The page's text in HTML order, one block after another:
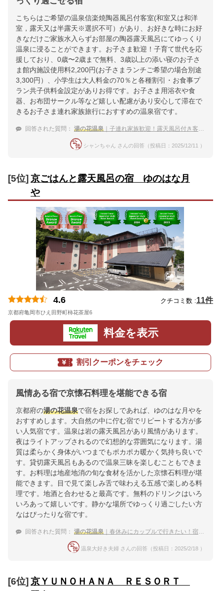
こちらはご希望の温泉信楽焼陶器風呂付客室(和室又は和洋
室，露天又は半露天※選択不可）があり、お好きな時にお好
きなだけご家族水入らずお部屋の陶器露天風呂にてゆっくり
温泉に浸ることができます。お子さま歓迎！子育て世代を応
援しており、0歳〜2歳まで無料、3歳以上の添い寝のお子さ
ま館内施設使用料2,200円(お子さまランチご希望の場合別途
3,300円）、小学生は大人料金の70％と各種割引・お食事プ
ラン共子供料金設定がありお得です。お子さま用浴衣や食
器、お布団サークル等など嬉しい配慮があり安心して滞在で
きるお子さま連れ家族旅行におすすめの温泉宿です。
回答された質問： 湯の花温泉 ｜子連れ家族歓迎！露天風呂付き客室がある宿のおすすめは？
シャンちゃん さんの回答（投稿日：2025/12/11 ）
[5位] 京ごはんと露天風呂の宿 ゆのはな月
や
4.6 クチコミ数 :11件
京都府亀岡市ひえ田野町柿花茶屋6
料金を表示
割引クーポンをチェック
風情ある宿で京懐石料理を堪能できる宿
京都府の湯の花温泉で宿をお探しであれば、ゆのはな月やを
おすすめします。大自然の中に佇む宿でリピートする方が多
い人気宿です。温泉は岩の露天風呂があり風情があります。
夜はライトアップされるので幻想的な雰囲気になります。湯
質は柔らかく身体がいつまでもポカポカ暖かく気持ち良いで
す。貸切露天風呂もあるので温泉三昧を楽しむこともできま
す。お料理は地産地消の旬な食材を活かした京懐石料理が堪
能できます。目で見て楽しみ舌で味わえる五感で楽しめる料
理です。地酒と合わせると最高です。無料のドリンクはいろ
いろあって嬉しいです。静かな場所でゆっくり過ごしたい方
なはぴったりな宿です。
回答された質問： 湯の花温泉 ｜春休みにカップルで行きたい！宿のおすすめは？
温泉大好き夫婦 さんの回答（投稿日：2025/2/18 ）
[6位]京ＹＵＮＯＨＡＮＡ ＲＥＳＯＲＴ